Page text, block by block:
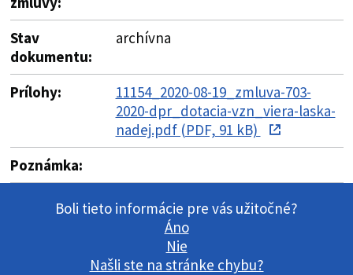
Stav
dokumentu:
archívna
Prílohy:
11154_2020-08-19_zmluva-703-
2020-dpr_dotacia-vzn_viera-laska-
nadej.pdf (PDF, 91 kB)
Poznámka:
Boli tieto informácie pre vás užitočné?
Áno
Nie
Našli ste na stránke chybu?